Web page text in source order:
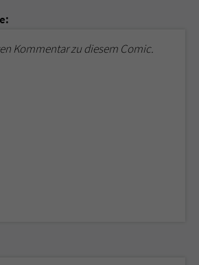
Kommentar zu diesem Comic.